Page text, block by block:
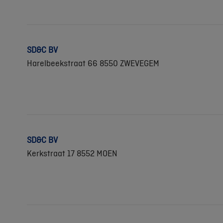
SD&C BV
Harelbeekstraat 66 8550 ZWEVEGEM
SD&C BV
Kerkstraat 17 8552 MOEN